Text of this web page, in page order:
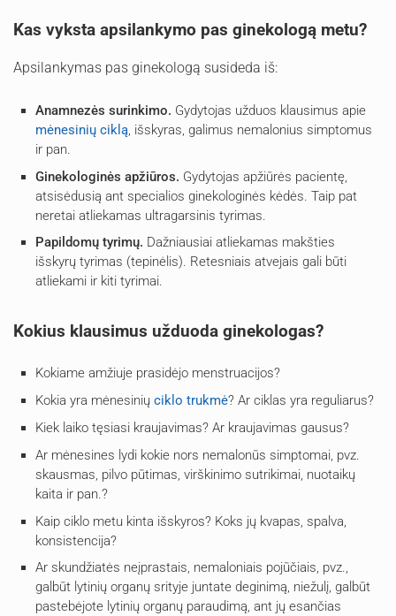
Kas vyksta apsilankymo pas ginekologą metu?
Apsilankymas pas ginekologą susideda iš:
Anamnezės surinkimo. Gydytojas užduos klausimus apie
mėnesinių ciklą, išskyras, galimus nemalonius simptomus
ir pan.
Ginekologinės apžiūros. Gydytojas apžiūrės pacientę,
atsisėdusią ant specialios ginekologinės kėdės. Taip pat
neretai atliekamas ultragarsinis tyrimas.
Papildomų tyrimų. Dažniausiai atliekamas makšties
išskyrų tyrimas (tepinėlis). Retesniais atvejais gali būti
atliekami ir kiti tyrimai.
Kokius klausimus užduoda ginekologas?
Kokiame amžiuje prasidėjo menstruacijos?
Kokia yra mėnesinių ciklo trukmė? Ar ciklas yra reguliarus?
Kiek laiko tęsiasi kraujavimas? Ar kraujavimas gausus?
Ar mėnesines lydi kokie nors nemalonūs simptomai, pvz.
skausmas, pilvo pūtimas, virškinimo sutrikimai, nuotaikų
kaita ir pan.?
Kaip ciklo metu kinta išskyros? Koks jų kvapas, spalva,
konsistencija?
Ar skundžiatės neįprastais, nemaloniais pojūčiais, pvz.,
galbūt lytinių organų srityje juntate deginimą, niežulį, galbūt
pastebėjote lytinių organų paraudimą, ant jų esančias